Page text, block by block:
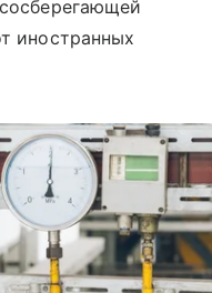
иностранных